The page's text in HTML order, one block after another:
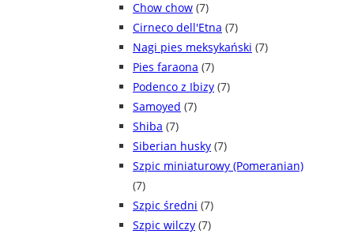
Chow chow (7)
Cirneco dell'Etna (7)
Nagi pies meksykański (7)
Pies faraona (7)
Podenco z Ibizy (7)
Samoyed (7)
Shiba (7)
Siberian husky (7)
Szpic miniaturowy (Pomeranian)
(7)
Szpic średni (7)
Szpic wilczy (7)